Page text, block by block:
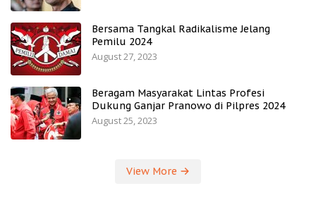
Bersama Tangkal Radikalisme Jelang
Pemilu 2024
August 27, 2023
Beragam Masyarakat Lintas Profesi
Dukung Ganjar Pranowo di Pilpres 2024
August 25, 2023
View More